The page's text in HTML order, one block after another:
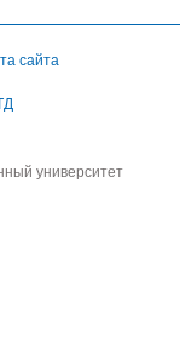
сайта
университет